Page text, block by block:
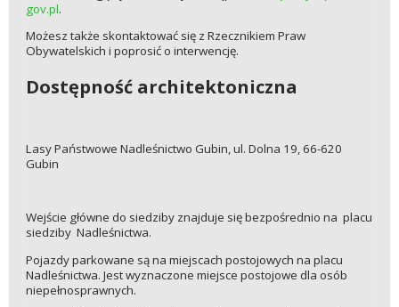
gov.pl.
Możesz także skontaktować się z Rzecznikiem Praw
Obywatelskich i poprosić o interwencję.
Dostępność architektoniczna
Lasy Państwowe Nadleśnictwo Gubin, ul. Dolna 19, 66-620
Gubin
Wejście główne do siedziby znajduje się bezpośrednio na placu
siedziby Nadleśnictwa.
Pojazdy parkowane są na miejscach postojowych na placu
Nadleśnictwa. Jest wyznaczone miejsce postojowe dla osób
niepełnosprawnych.